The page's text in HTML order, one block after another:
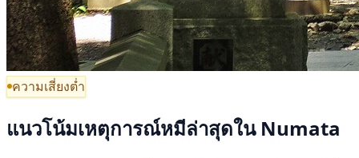
ความเสี่ยงต่ำ
แนวโน้มเหตุการณ์หมีล่าสุดใน Numata